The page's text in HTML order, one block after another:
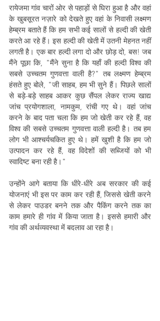
रायेजमा गांव चारों ओर से पहाड़ों से घिरा हुआ है और वहां
के खुबसूरत नज़ारे को देखते हुए वहां के निवासी लक्ष्मण
हेम्ब्रम बताते हैं कि हम सभी कई सालों से हल्दी की खेती
करते आ रहे हैं। इस हल्दी की खेती में उतनी मेहनत नहीं
लगती है। एक बार हल्दी लगा दो और छोड़ दो, बस! जब
मैंने पूछा कि, "मैंने सुना है कि यहाँ की हल्दी विश्व की
सबसे उच्चतम गुणवत्ता वाली है?" तब लक्ष्मण हेम्ब्रम
हंसते हुए बोले, "जी साहब, हम भी सुने हैं। पिछले सालों
से बड़े-बड़े साहब आकर कुछ सैंपल लेकर राज्य खाद्य
जांच प्रयोगशाला, नामकुम, रांची गए थे। वहां जांच
करने के बाद पता चला कि हम जो खेती कर रहे हैं, वह
विश्व की सबसे उच्चतम गुणवत्ता वाली हल्दी है। तब हम
लोग भी आश्चर्यचकित हुए थे। हमें खुशी है कि हम जो
उत्पादन कर रहे हैं, वह विदेशों की सब्जियों को भी
स्वादिष्ट बना रही है।"
उन्होंने आगे बताया कि धीरे-धीरे अब सरकार की कई
योजनाएं भी इस पर काम कर रही हैं, जिससे खेती करने
से लेकर पाउडर बनने तक और पैकिंग करने तक का
काम हमारे ही गांव में किया जाता है। इससे हमारी और
गांव की अर्थव्यवस्था में बदलाव आ रहा है।